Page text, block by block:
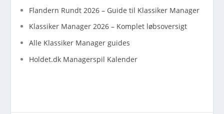
Flandern Rundt 2026 – Guide til Klassiker Manager
Klassiker Manager 2026 – Komplet løbsoversigt
Alle Klassiker Manager guides
Holdet.dk Managerspil Kalender